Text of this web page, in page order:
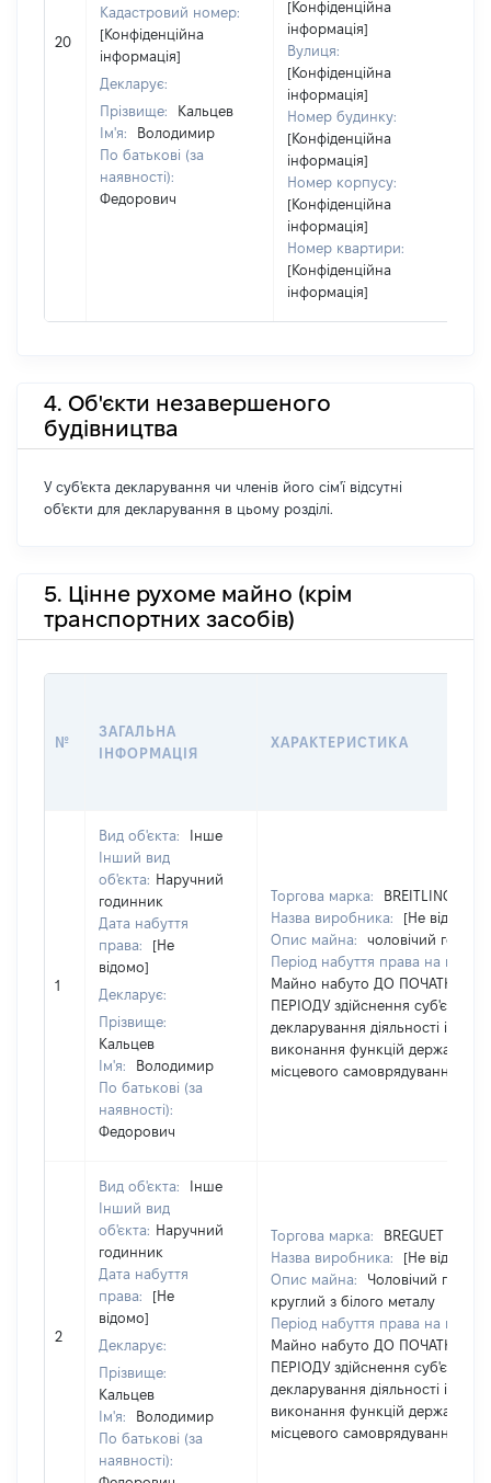
20
Кадастровий номер:
[Конфіденційна
інформація]
Декларує:
Прізвище:
Кальцев
Ім'я:
Володимир
По батькові (за
наявності):
Федорович
[Конфіденційна
інформація]
Вулиця:
[Конфіденційна
інформація]
Номер будинку:
[Конфіденційна
інформація]
Номер корпусу:
[Конфіденційна
інформація]
Номер квартири:
[Конфіденційна
інформація]
4. Об'єкти незавершеного
будівництва
У суб'єкта декларування чи членів його сім'ї відсутні
об'єкти для декларування в цьому розділі.
5. Цінне рухоме майно (крім
транспортних засобів)
№
ЗАГАЛЬНА
ІНФОРМАЦІЯ
ХАРАКТЕРИСТИКА
1
Вид об'єкта:
Інше
Інший вид
об'єкта: Наручний
годинник
Дата набуття
права:
[Не
відомо]
Декларує:
Прізвище:
Кальцев
Ім'я:
Володимир
По батькові (за
наявності):
Федорович
Торгова марка:
BREITLING
Назва виробника:
[Не відомо]
Опис майна:
чоловічий
Період набуття права на майно:
Майно набуто ДО ПОЧАТКУ
ПЕРІОДУ здійснення суб'єктом
декларування діяльності із
виконання функцій держави
місцевого самоврядування
2
Вид об'єкта:
Інше
Інший вид
об'єкта: Наручний
годинник
Дата набуття
права:
[Не
відомо]
Декларує:
Прізвище:
Кальцев
Ім'я:
Володимир
По батькові (за
наявності):
Торгова марка:
BREGUET
Назва виробника:
[Не відомо]
Опис майна:
Чоловічий
круглий з білого металу
Період набуття права на майно:
Майно набуто ДО ПОЧАТКУ
ПЕРІОДУ здійснення суб'єктом
декларування діяльності із
виконання функцій держави
місцевого самоврядування